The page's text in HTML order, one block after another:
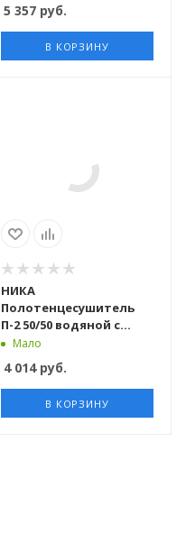
5 357руб.
В КОРЗИНУ
НИКА
Полотенцесушитель
П-2 50/50 водяной с
полкой
Мало
4 014руб.
В КОРЗИНУ